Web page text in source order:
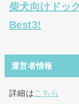
柴犬向けドッ
Best3!
運営者情報
詳細は こちら